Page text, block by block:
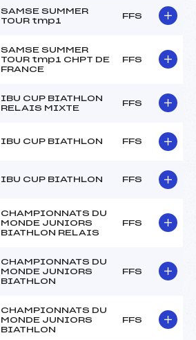
SAMSE SUMMER
TOUR tmp1
FFS
SAMSE SUMMER
TOUR tmp1 CHPT DE
FRANCE
FFS
IBU CUP BIATHLON
RELAIS MIXTE
FFS
IBU CUP BIATHLON FFS
IBU CUP BIATHLON FFS
CHAMPIONNATS DU
MONDE JUNIORS
BIATHLON RELAIS
FFS
CHAMPIONNATS DU
MONDE JUNIORS
BIATHLON
FFS
CHAMPIONNATS DU
MONDE JUNIORS
BIATHLON
FFS